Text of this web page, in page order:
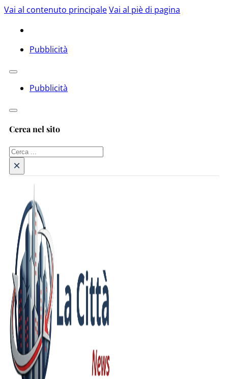
Vai al contenuto principaleVai al piè di pagina
Pubblicità
Pubblicità
Cerca nel sito
Cerca
×